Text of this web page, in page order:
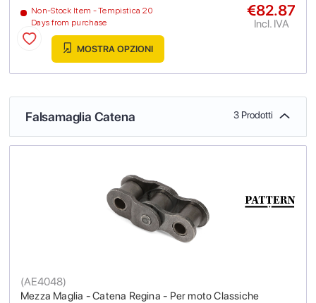
Non-Stock Item - Tempistica 20
Days from purchase
€82.87
Incl. IVA
MOSTRA OPZIONI
Falsamaglia Catena 3 Prodotti
Mezza Maglia - Catena Regina - Per moto Classiche
(AE4048)